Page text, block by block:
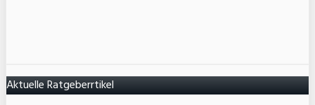
Aktuelle Ratgeberrtikel